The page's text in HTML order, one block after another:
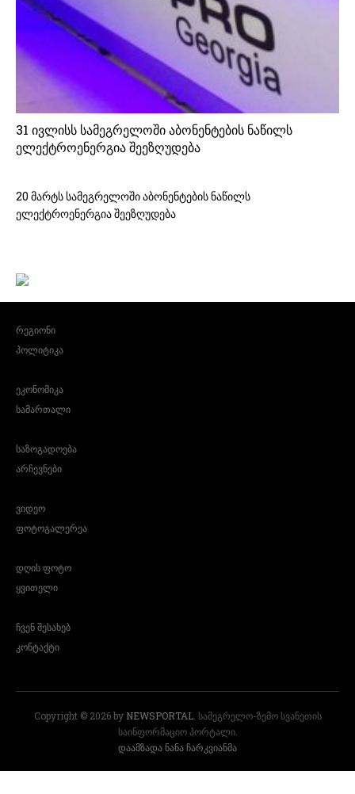
31 ივლისს სამეგრელოში აბონენტების ნაწილს
ელექტროენერგია შეეზღუდება
20 მარტს სამეგრელოში აბონენტების ნაწილს
ელექტროენერგია შეეზღუდება
რეგიონი
პოლიტიკა
ეკონომიკა
სამართალი
საზოგადოება
არჩევნები
ვიდეო
ფოტოგალერეა
დღის ფოტო
ყვითელი
ჩვენ შესახებ
კონტაქტი
Copyright © 2026 by NEWSPORTAL. სამეგრელო-ზემო სვანეთის
საინფორმაციო პორტალი.
დაამზადა ნანა ჩარკვიანმა